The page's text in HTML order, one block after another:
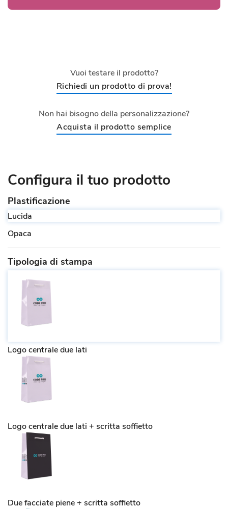
Vuoi testare il prodotto?
Richiedi un prodotto di prova!
Non hai bisogno della personalizzazione?
Acquista il prodotto semplice
Configura il tuo prodotto
Plastificazione
Lucida
Opaca
Tipologia di stampa
Logo centrale due lati
Logo centrale due lati + scritta soffietto
Due facciate piene + scritta soffietto